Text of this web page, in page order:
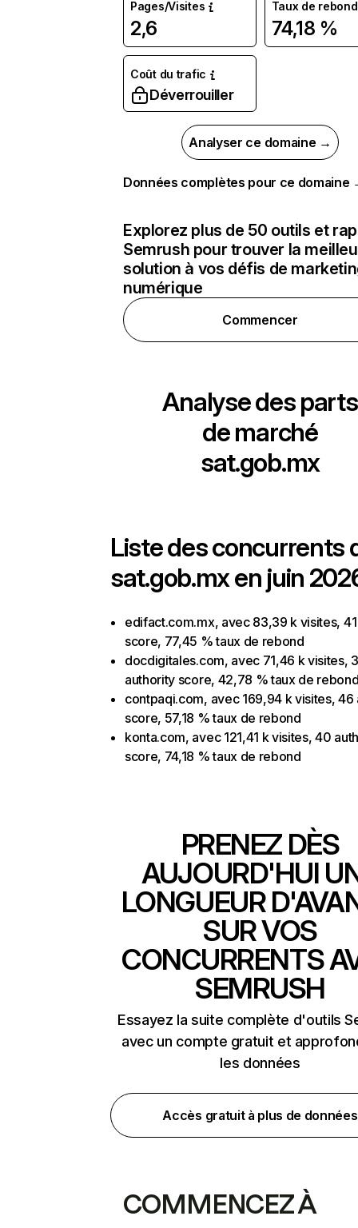
Pages/Visites
2,6
Taux de rebond
74,18 %
Coût du trafic
Déverrouiller
Analyser ce domaine →
Données complètes pour ce domaine
Explorez plus de 50 outils et
Semrush pour trouver la
solution à vos défis de
numérique
Commencer
Analyse des parts
de marché
sat.gob.mx
Liste des concurrents
sat.gob.mx en juin
edifact.com.mx, avec 83,39 k visites,
score, 77,45 % taux de rebond
docdigitales.com, avec 71,46 k visites,
authority score, 42,78 % taux de
contpaqi.com, avec 169,94 k visites, 46
score, 57,18 % taux de rebond
konta.com, avec 121,41 k visites, 40
score, 74,18 % taux de rebond
PRENEZ DÈS
AUJOURD'HUI
LONGUEUR
SUR VOS
CONCURRENTS
SEMRUSH
Essayez la suite complète d'outils
avec un compte gratuit et
les données
Accès gratuit à plus de données
COMMENCEZ À